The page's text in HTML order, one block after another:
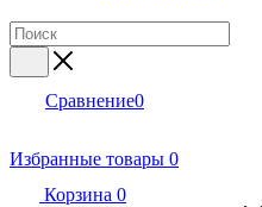
Сравнение0
Избранные товары 0
Корзина 0